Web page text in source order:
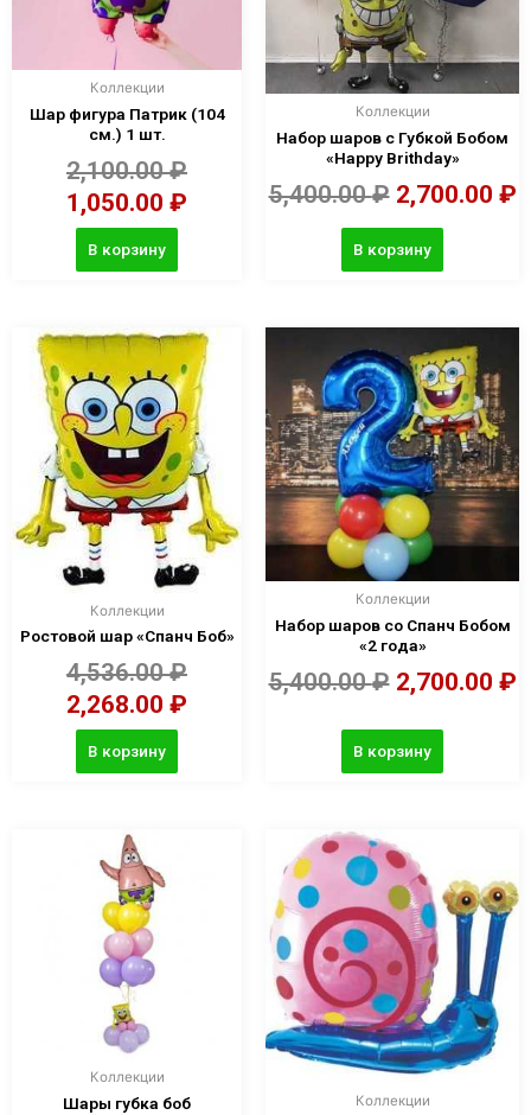
Коллекции
Шар фигура Патрик (104
см.) 1 шт.
2,100.00₽
1,050.00 ₽
В корзину
Коллекции
Набор шаров с Губкой Бобом
«Happy Brithday»
5,400.00₽ 2,700.00 ₽
В корзину
Коллекции
Ростовой шар «Спанч Боб»
4,536.00₽
2,268.00 ₽
В корзину
Коллекции
Набор шаров со Спанч Бобом
«2 года»
5,400.00₽ 2,700.00 ₽
В корзину
Коллекции
Шары губка боб Коллекции